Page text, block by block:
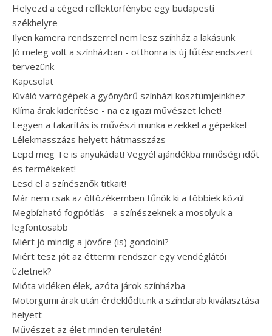
Helyezd a céged reflektorfénybe egy budapesti
székhelyre
Ilyen kamera rendszerrel nem lesz színház a lakásunk
Jó meleg volt a színházban - otthonra is új fűtésrendszert
tervezünk
Kapcsolat
Kiváló varrógépek a gyönyörű színházi kosztümjeinkhez
Klíma árak kiderítése - na ez igazi művészet lehet!
Legyen a takarítás is művészi munka ezekkel a gépekkel
Lélekmasszázs helyett hátmasszázs
Lepd meg Te is anyukádat! Vegyél ajándékba minőségi időt
és termékeket!
Lesd el a színésznők titkait!
Már nem csak az öltözékemben tűnök ki a többiek közül
Megbízható fogpótlás - a színészeknek a mosolyuk a
legfontosabb
Miért jó mindig a jövőre (is) gondolni?
Miért tesz jót az éttermi rendszer egy vendéglátói
üzletnek?
Mióta vidéken élek, azóta járok színházba
Motorgumi árak után érdeklődtünk a színdarab kiválasztása
helyett
Művészet az élet minden területén!